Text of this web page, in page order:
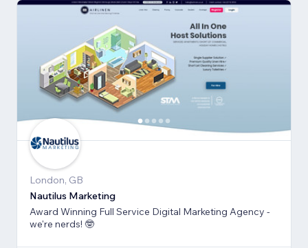
London, GB
Nautilus Marketing
Award Winning Full Service Digital Marketing Agency -
we're nerds! 🤓